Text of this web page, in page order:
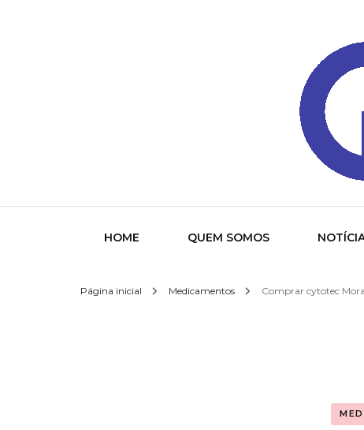
HOME QUEM SOMOS
Página inicial Medicamentos Comprar cytotec